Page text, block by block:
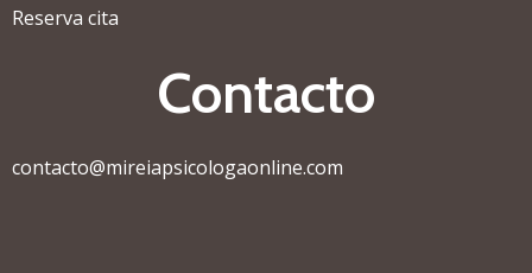
Reserva cita
Contacto
contacto@mireiapsicologaonline.com